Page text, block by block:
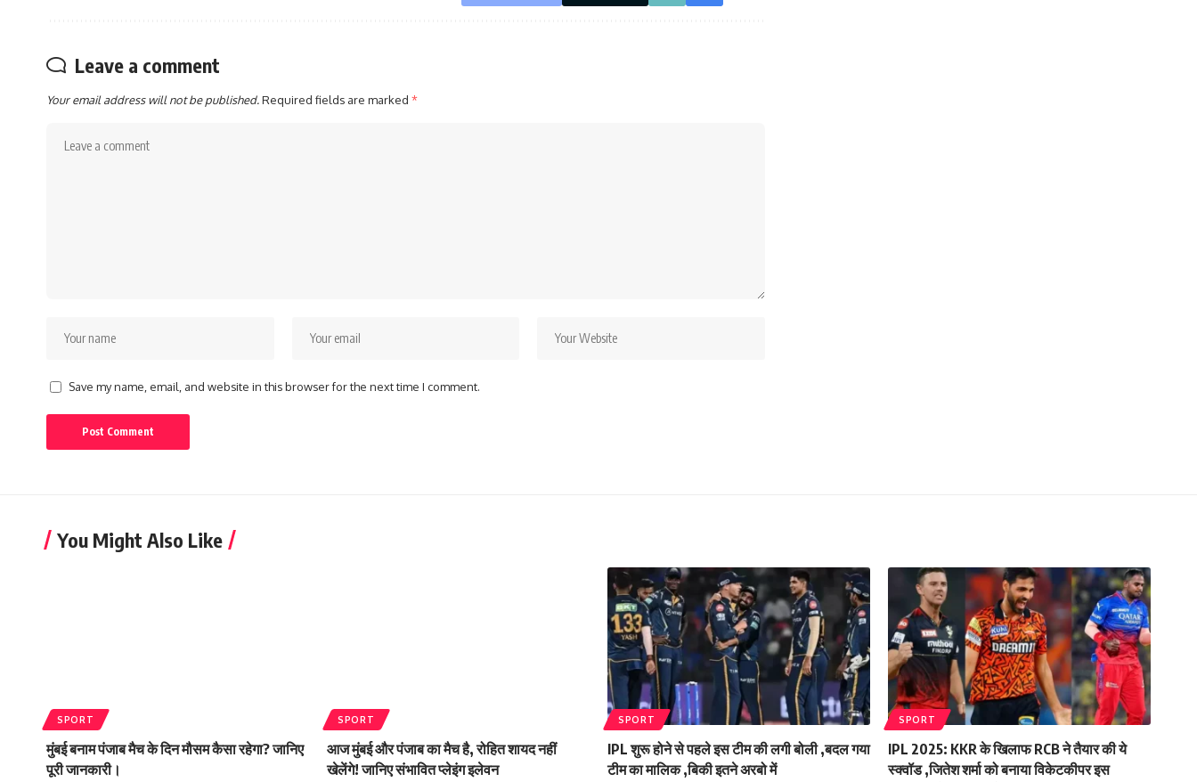
Leave a comment
Your email address will not be published.Required fields are marked *
Save my name, email, and website in this browser for the next time I comment.
You Might Also Like
SPORT
मुंबई बनाम पंजाब मैच के दिन मौसम कैसा रहेगा? जानिए
पूरी जानकारी।
SPORT
आज मुंबई और पंजाब का मैच है, रोहित शायद नहीं
खेलेंगे! जानिए संभावित प्लेइंग इलेवन
SPORT
IPL शुरू होने से पहले इस टीम की लगी बोली ,बदल गया
टीम का मालिक ,बिकी इतने अरबो में
SPORT
IPL 2025: KKR के खिलाफ RCB ने तैयार की ये
स्क्वॉड ,जितेश शर्मा को बनाया विकेटकीपर इस